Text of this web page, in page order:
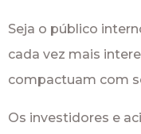
Seja o público
cada vez mais
compactuam com
Os investidores e